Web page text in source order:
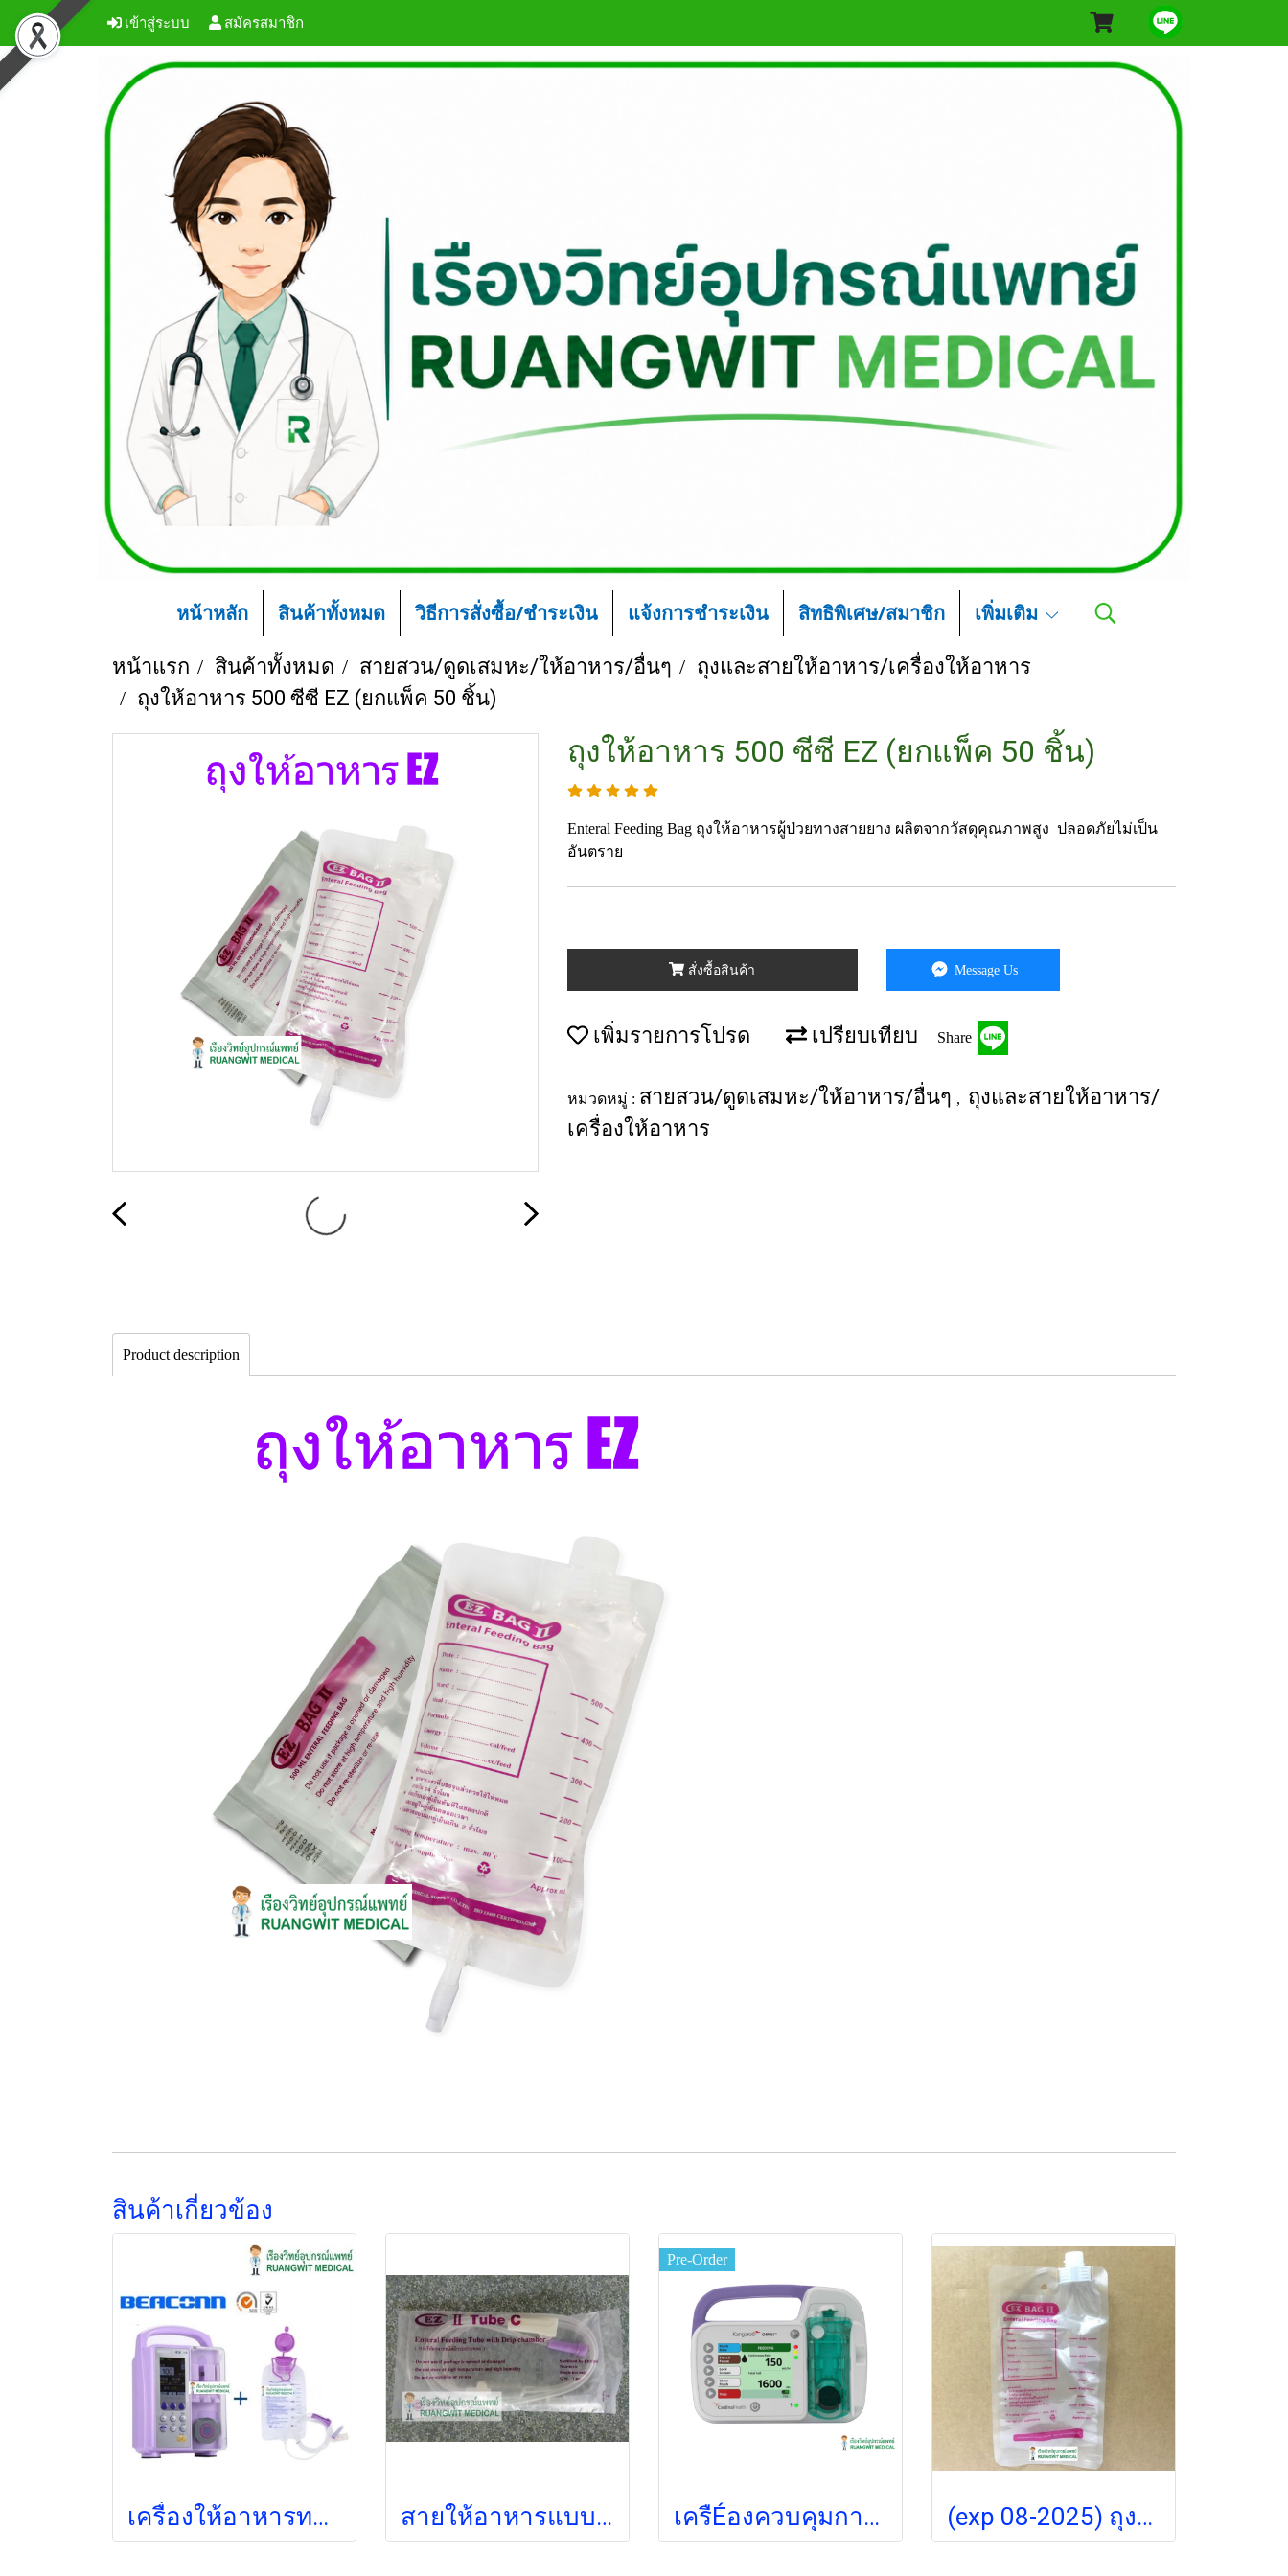
เข้าสู่ระบบ สมัครสมาชิก
หน้าหลัก สินค้าทั้งหมด วิธีการสั่งซื้อ/ชำระเงิน แจ้งการชำระเงิน สิทธิพิเศษ/สมาชิก เพิ่มเติม
หน้าแรก สินค้าทั้งหมด สายสวน/ดูดเสมหะ/ให้อาหาร/อื่นๆ
ถุงและสายให้อาหาร/เครื่องให้อาหาร
ถุงให้อาหาร 500 ซีซี EZ (ยกแพ็ค 50 ชิ้น)
ถุงให้อาหาร 500 ซีซี EZ (ยกแพ็ค 50 ชิ้น)
Enteral Feeding Bag ถุงให้อาหารผู้ป่วยทางสายยาง ผลิตจากวัสดุคุณภาพสูง ปลอดภัยไม่เป็น
อันตราย
สั่งซื้อสินค้า Message Us
เพิ่มรายการโปรด เปรียบเทียบ Share
หมวดหมู่ : สายสวน/ดูดเสมหะ/ให้อาหาร/อื่นๆ , ถุงและสายให้อาหาร/
เครื่องให้อาหาร
Product description
สินค้าเกี่ยวข้อง
เครื่องให้อาหารทางสายยาง BEACONN รุ่น BN-700A (แถมถุงให้อาหาร 500ml 2 ถุง) (ส่งฟรี) สายให้อาหารแบบมีกระเปาะ EZ (ยกแพ็ค 50 ชิ้น)
Pre-Order
เครืÉองควบคุมการให้อาหารเหลวทางสายยาง Kangaroo Omni รุ่นใหม่ (Pre-Order) (exp 08-2025) ถุงอาหารสูตรดื่ม EZ 500mL (1 ใบ)